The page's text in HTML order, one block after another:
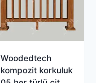
Woodedtech
kompozit korkuluk